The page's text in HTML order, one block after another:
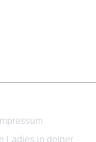
Impressum
Ladies in deiner